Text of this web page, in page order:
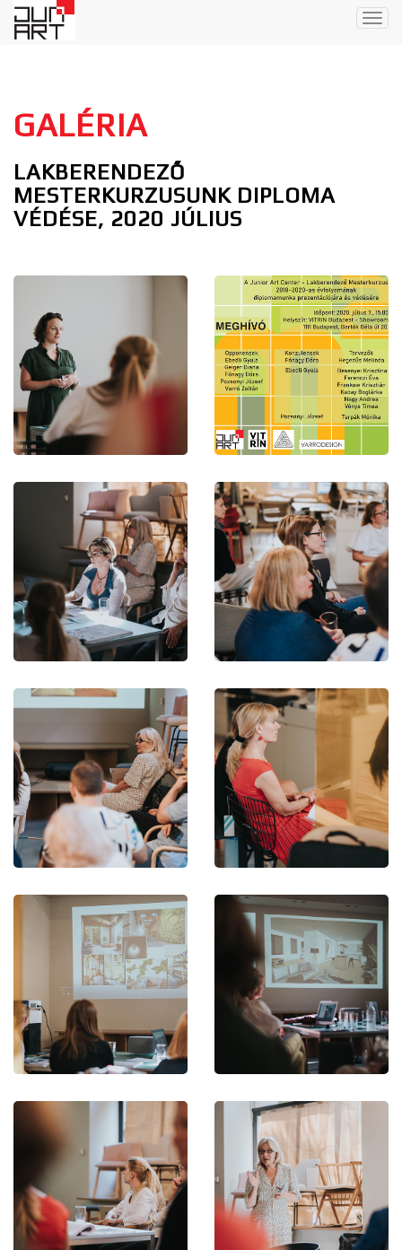
GALÉRIA
LAKBERENDEZŐ
MESTERKURZUSUNK DIPLOMA
VÉDÉSE, 2020 JÚLIUS